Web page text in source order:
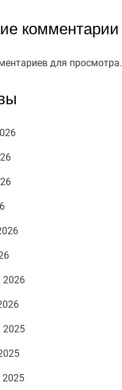
комментарии
для просмотра.
2026
2025
2025